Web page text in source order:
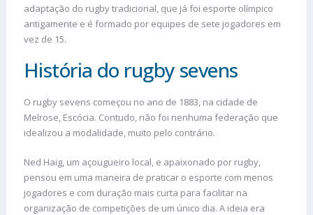
adaptação do rugby tradicional, que já foi esporte olímpico
antigamente e é formado por equipes de sete jogadores em
vez de 15.
História do rugby sevens
O rugby sevens começou no ano de 1883, na cidade de
Melrose, Escócia. Contudo, não foi nenhuma federação que
idealizou a modalidade, muito pelo contrário.
Ned Haig, um açougueiro local, e apaixonado por rugby,
pensou em uma maneira de praticar o esporte com menos
jogadores e com duração mais curta para facilitar na
organização de competições de um único dia. A ideia era